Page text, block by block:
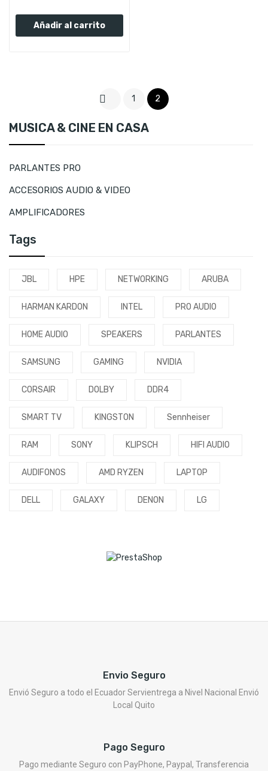
MUSICA & CINE EN CASA
PARLANTES PRO
ACCESORIOS AUDIO & VIDEO
AMPLIFICADORES
Tags
JBL HPE NETWORKING ARUBA
HARMAN KARDON INTEL PRO AUDIO
HOME AUDIO SPEAKERS PARLANTES
SAMSUNG GAMING NVIDIA
CORSAIR DOLBY DDR4
SMART TV KINGSTON Sennheiser
RAM SONY KLIPSCH HIFI AUDIO
AUDIFONOS AMD RYZEN LAPTOP
DELL GALAXY DENON LG
Añadir al carrito
 1 2
Envio Seguro
Envió Seguro a todo el Ecuador Servientrega a Nivel Nacional Envió
Local Quito
Pago Seguro
Pago mediante Seguro con PayPhone, Paypal, Transferencia